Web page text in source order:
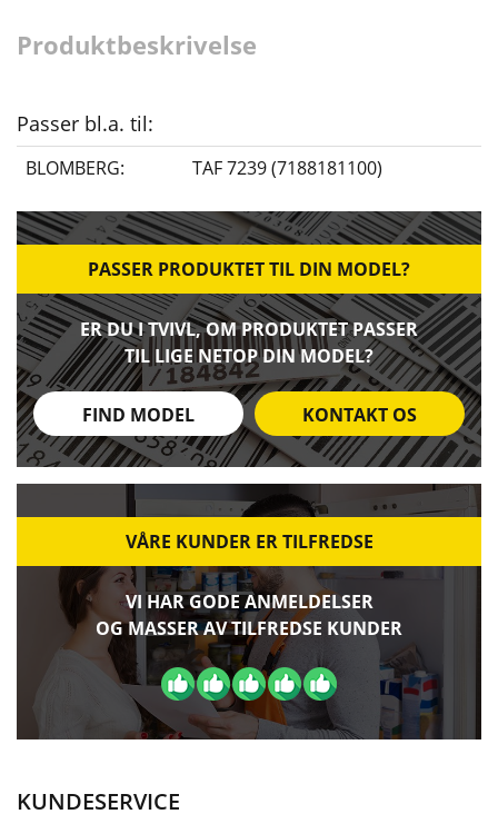
Produktbeskrivelse
Passer bl.a. til:
BLOMBERG: TAF 7239 (7188181100)
PASSER PRODUKTET TIL DIN MODEL?
ER DU I TVIVL, OM PRODUKTET PASSER
TIL LIGE NETOP DIN MODEL?
FIND MODEL KONTAKT OS
VÅRE KUNDER ER TILFREDSE
VI HAR GODE ANMELDELSER
OG MASSER AV TILFREDSE KUNDER
KUNDESERVICE